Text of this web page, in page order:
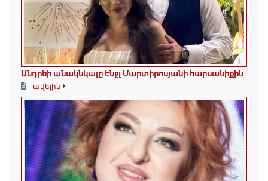
Անդրեի անակնկալը Էնջլ Մարտիրոսյանի հարսանիքին
ավելին